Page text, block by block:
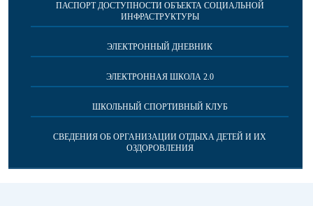
ПАСПОРТ ДОСТУПНОСТИ ОБЪЕКТА СОЦИАЛЬНОЙ
ИНФРАСТРУКТУРЫ
ЭЛЕКТРОННЫЙ ДНЕВНИК
ЭЛЕКТРОННАЯ ШКОЛА 2.0
ШКОЛЬНЫЙ СПОРТИВНЫЙ КЛУБ
СВЕДЕНИЯ ОБ ОРГАНИЗАЦИИ ОТДЫХА ДЕТЕЙ И ИХ
ОЗДОРОВЛЕНИЯ